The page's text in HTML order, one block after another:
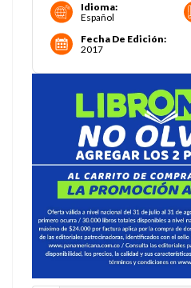
Idioma:
Español
Fecha De Edición:
2017